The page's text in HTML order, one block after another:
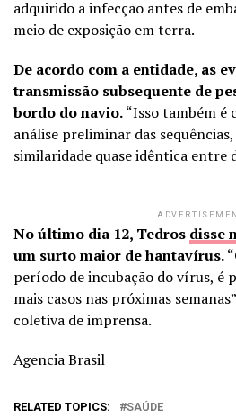
adquirido a infecção antes de
meio de exposição em terra.
De acordo com a entidade, as
transmissão subsequente de
bordo do navio.“Isso também é
análise preliminar das
similaridade quase idêntica entre
No último dia 12, Tedros disse
um surto maior de hantavírus.
período de incubação do vírus, é
mais casos nas próximas
coletiva de imprensa.
Agencia Brasil
RELATED TOPICS: SAÚDE